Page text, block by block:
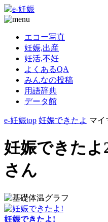
エコー写真
妊娠,出産
妊活,不妊
よくあるQA
みんなの投稿
用語辞典
データ館
e-妊娠top 妊娠できたよ マイ
妊娠できたよ
さん
妊娠できたよ!